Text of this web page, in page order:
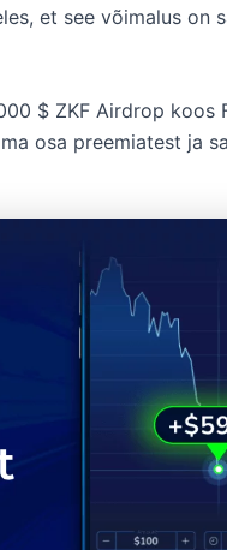
et see võimalus on
$ ZKF Airdrop koos
osa preemiatest ja